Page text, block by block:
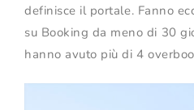
definisce il portale. Fanno
su Booking da meno di 30
hanno avuto più di 4